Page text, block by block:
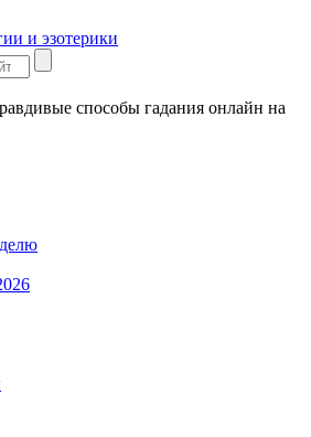
и эзотерики
способы гадания онлайн на